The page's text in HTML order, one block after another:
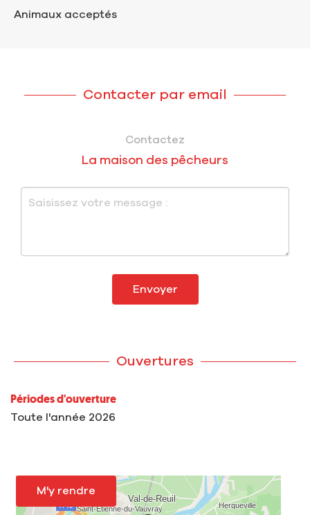
Animaux acceptés
Contacter par email
Contactez
La maison des pêcheurs
Envoyer
Ouvertures
Périodes d'ouverture
Toute l'année 2026
M'y rendre